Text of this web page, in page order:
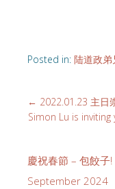
Posted in: 陆道政
← 2022.01.23 主日
Simon Lu is
慶祝春節 – 包餃子!
September 2024